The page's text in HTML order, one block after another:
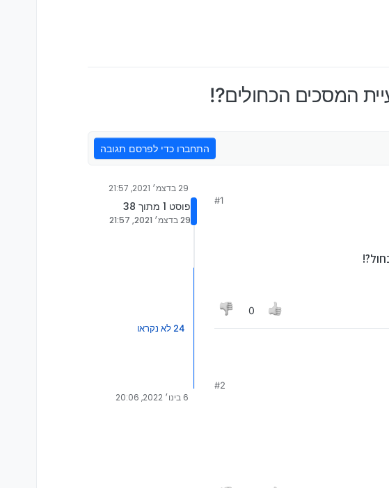
המסכים הכחולים?!
התחברו כדי לפרסם תגובה
#1
0
#2
29 בדצמ׳ 2021, 21:57
פוסט 1 מתוך 38
29 בדצמ׳ 2021, 21:57
24 לא נקראו
6 בינו׳ 2022, 20:06